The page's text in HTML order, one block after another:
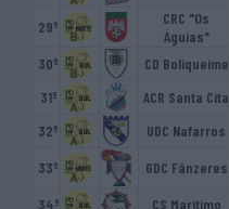
29º
CRC "Os
Águias"
30º
CD Boliqueime
31º
ACR Santa Cita
32º
UDC Nafarros
33º
GDC Fânzeres
34º
CS Marítimo